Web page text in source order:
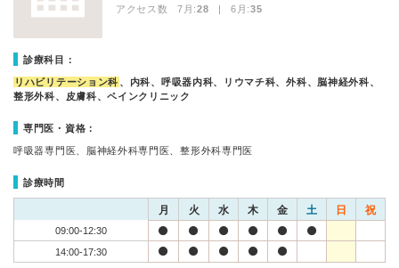
アクセス数 7月:28 | 6月:35
診療科目：
リハビリテーション科 、内科、呼吸器内科、リウマチ科、外科、脳神経外科、
整形外科、皮膚科、ペインクリニック
専門医・資格：
呼吸器専門医、脳神経外科専門医、整形外科専門医
診療時間
月 火 水 木 金 土 日 祝
09:00-12:30
14:00-17:30